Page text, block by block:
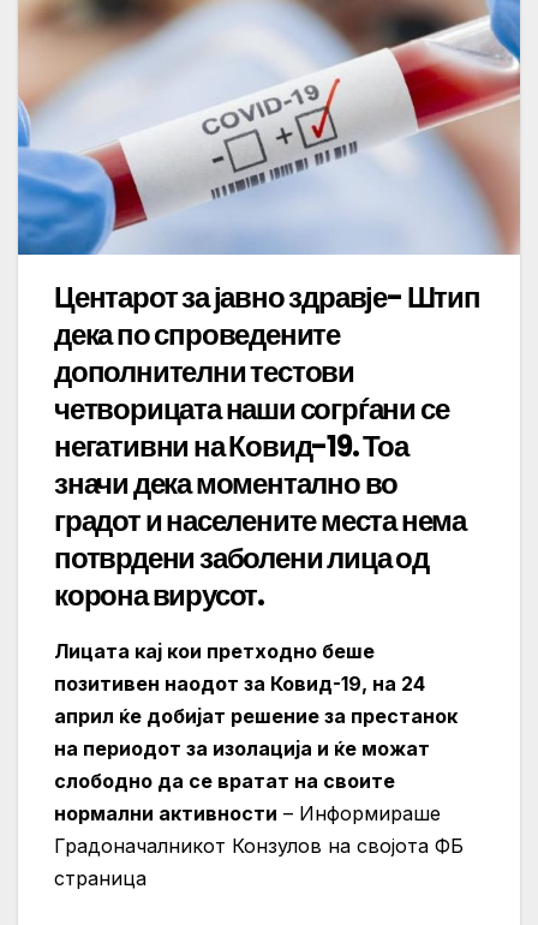
Центарот за јавно здравје- Штип
дека по спроведените
дополнителни тестови
четворицата наши согрѓани се
негативни на Ковид-19. Тоа
значи дека моментално во
градот и населените места нема
потврдени заболени лица од
корона вирусот.
Лицата кај кои претходно беше
позитивен наодот за Ковид-19, на 24
април ќе добијат решение за престанок
на периодот за изолација и ќе можат
слободно да се вратат на своите
нормални активности – Информираше
Градоначалникот Конзулов на својота ФБ
страница